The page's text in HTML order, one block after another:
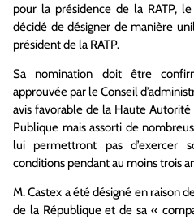
pour la présidence de la RATP,
décidé de désigner de manière
président de la RATP.
Sa nomination doit être
approuvée par le Conseil
avis favorable de la Haute
Publique mais assorti de
lui permettront pas d’exercer
conditions pendant au moins trois
M. Castex a été désigné en raison
de la République et de sa «